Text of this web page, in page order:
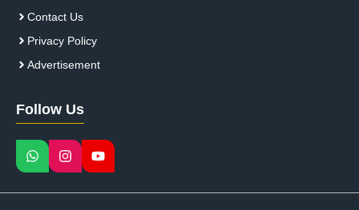
Contact Us
Privacy Policy
Advertisement
Follow Us